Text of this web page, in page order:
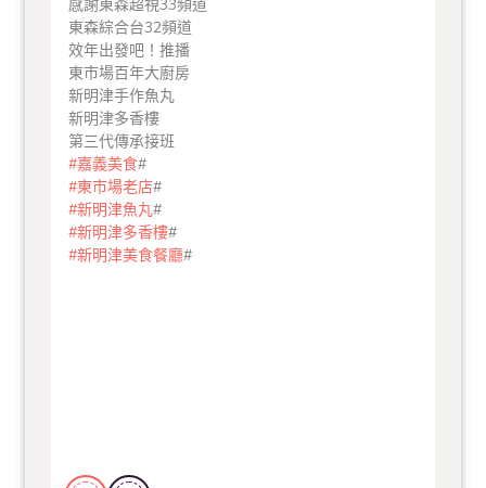
感謝東森超視33頻道
東森綜合台32頻道
效年出發吧！推播
東市場百年大廚房
新明津手作魚丸
新明津多香樓
第三代傳承接班
#嘉義美食#
#東市場老店#
#新明津魚丸#
#新明津多香樓#
#新明津美食餐廳#